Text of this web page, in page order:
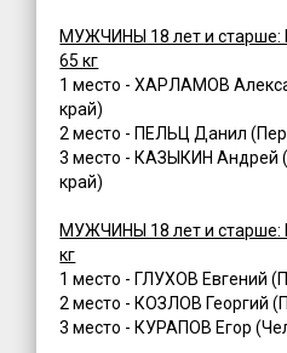
МУЖЧИНЫ 18 лет и
65 кг
1 место - ХАРЛАМОВ
край)
2 место - ПЕЛЬЦ Данил
3 место - КАЗЫКИН Андрей
край)
МУЖЧИНЫ 18 лет и
кг
1 место - ГЛУХОВ
2 место - КОЗЛОВ
3 место - КУРАПОВ Егор